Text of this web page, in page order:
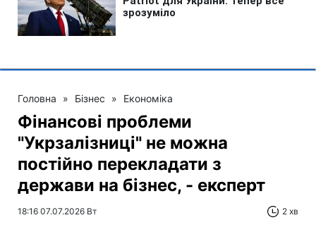
Головна » Бізнес » Економіка
Фінансові проблеми
"Укрзалізниці" не можна
постійно перекладати з
держави на бізнес, - експерт
18:16 07.07.2026 Вт 2 хв